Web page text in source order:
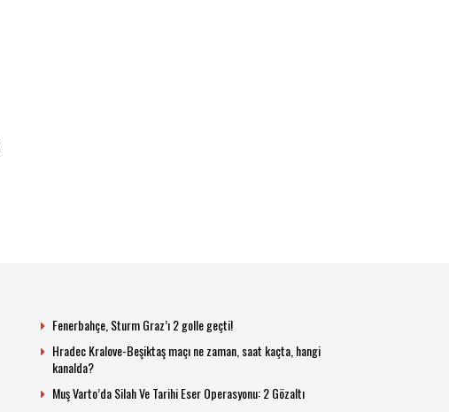
Fenerbahçe, Sturm Graz’ı 2 golle geçti!
Hradec Kralove-Beşiktaş maçı ne zaman, saat kaçta, hangi
kanalda?
Muş Varto’da Silah Ve Tarihi Eser Operasyonu: 2 Gözaltı